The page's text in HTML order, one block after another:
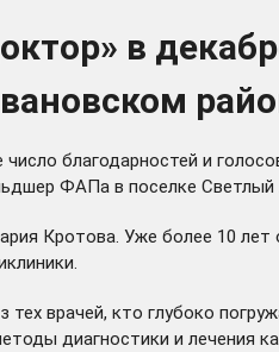
в
благодарностей и
ФАПа в поселке Светлый
Кротова. Уже более 10
врачей, кто глубоко
диагностики и лечения